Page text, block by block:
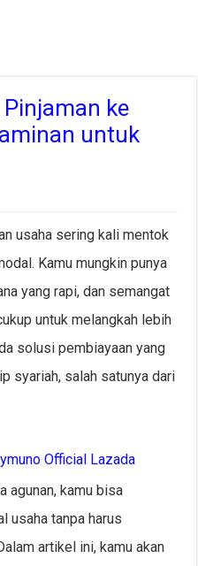
ke
untuk
usaha sering kali mentok
Kamu mungkin punya
yang rapi, dan semangat
untuk melangkah lebih
solusi pembiayaan yang
syariah, salah satunya dari
Official Lazada
agunan, kamu bisa
usaha tanpa harus
artikel ini, kamu akan